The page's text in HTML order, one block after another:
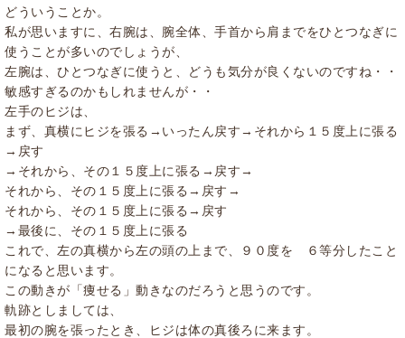
どういうことか。
私が思いますに、右腕は、腕全体、手首から肩までをひとつなぎに
使うことが多いのでしょうが、
左腕は、ひとつなぎに使うと、どうも気分が良くないのですね・・
敏感すぎるのかもしれませんが・・
左手のヒジは、
まず、真横にヒジを張る→いったん戻す→それから１５度上に張る
→戻す
→それから、その１５度上に張る→戻す→
それから、その１５度上に張る→戻す→
それから、その１５度上に張る→戻す
→最後に、その１５度上に張る
これで、左の真横から左の頭の上まで、９０度を ６等分したこと
になると思います。
この動きが「痩せる」動きなのだろうと思うのです。
軌跡としましては、
最初の腕を張ったとき、ヒジは体の真後ろに来ます。